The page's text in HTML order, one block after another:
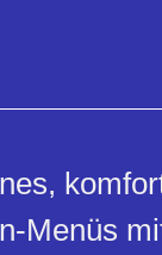
Menüs